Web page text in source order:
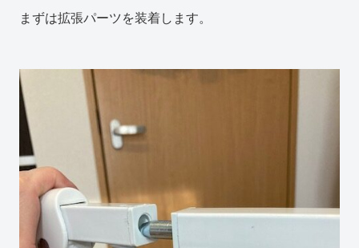
まずは拡張パーツを装着します。